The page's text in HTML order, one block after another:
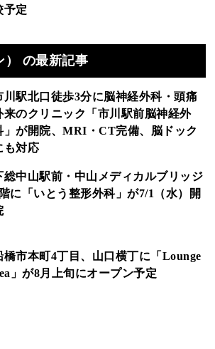
予定
） の最新記事
川駅北口徒歩3分に脳神経外科・頭痛
来のクリニック「市川駅前脳神経外
」が開院、MRI・CT完備、脳ドック
も対応
総中山駅前・中山メディカルブリッジ
に「いとう整形外科」が7/1（水）開
橋市本町4丁目、山口横丁に「Lounge
」が8月上旬にオープン予定